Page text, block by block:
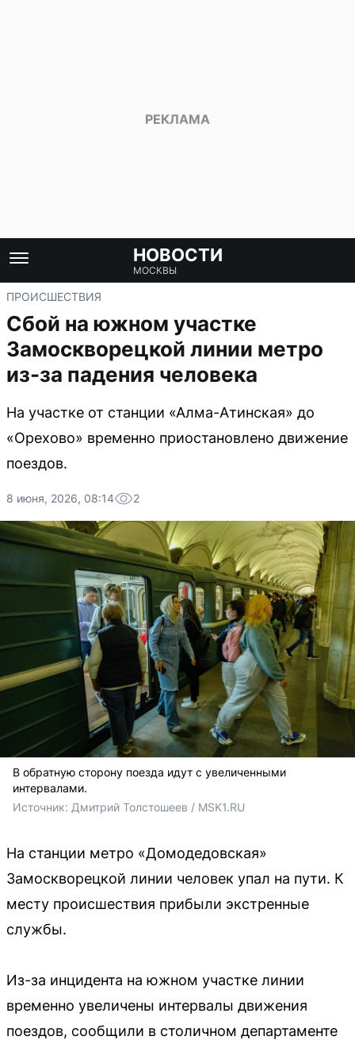
НОВОСТИ
МОСКВЫ
ПРОИСШЕСТВИЯ
Сбой на южном участке
Замоскворецкой линии метро
из-за падения человека
На участке от станции «Алма-Атинская» до
«Орехово» временно приостановлено движение
поездов.
8 июня, 2026, 08:14 2
В обратную сторону поезда идут с увеличенными
интервалами.
Источник: Дмитрий Толстошеев / MSK1.RU
На станции метро «Домодедовская»
Замоскворецкой линии человек упал на пути. К
месту происшествия прибыли экстренные
службы.
Из-за инцидента на южном участке линии
временно увеличены интервалы движения
поездов, сообщили в столичном департаменте